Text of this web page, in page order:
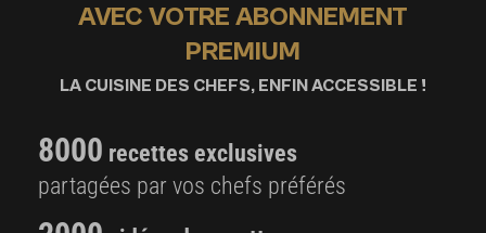
AVEC VOTRE ABONNEMENT
PREMIUM
LA CUISINE DES CHEFS, ENFIN ACCESSIBLE !
8000 recettes exclusives
partagées par vos chefs préférés